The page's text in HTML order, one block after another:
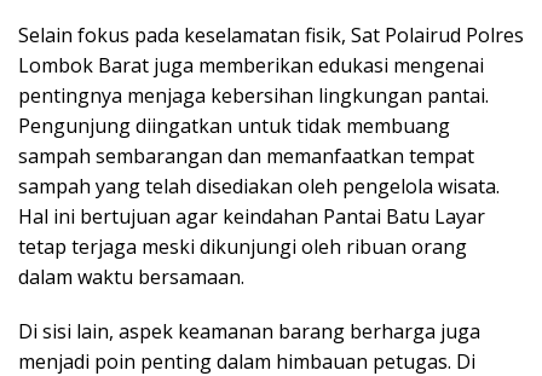
Selain fokus pada keselamatan fisik, Sat Polairud Polres
Lombok Barat juga memberikan edukasi mengenai
pentingnya menjaga kebersihan lingkungan pantai.
Pengunjung diingatkan untuk tidak membuang
sampah sembarangan dan memanfaatkan tempat
sampah yang telah disediakan oleh pengelola wisata.
Hal ini bertujuan agar keindahan Pantai Batu Layar
tetap terjaga meski dikunjungi oleh ribuan orang
dalam waktu bersamaan.
Di sisi lain, aspek keamanan barang berharga juga
menjadi poin penting dalam himbauan petugas. Di